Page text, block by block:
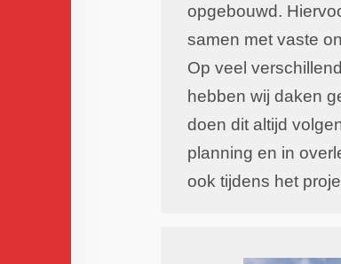
opgebouwd.
samen met vaste
Op veel
hebben wij daken
doen dit altijd
planning en in
ook tijdens het